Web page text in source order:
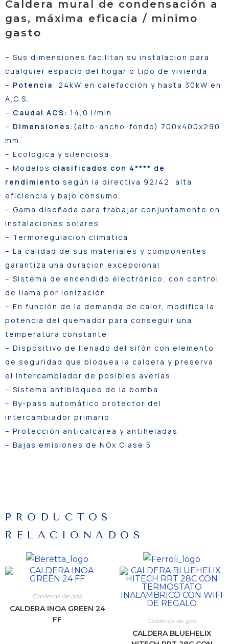
Caldera mural de condensación a
gas, máxima eficacia / minimo
gasto
– Sus dimensiones facilitan su instalacion para
cualquier espacio del hogar o tipo de vivienda
– Potencia: 24kW en calefacción y hasta 30kW en
A.C.S.
– Caudal ACS: 14,0 l/min
– Dimensiones :(alto-ancho-fondo) 700x400x290
mm.
– Ecologica y silenciosa
– Modelos clasificados con 4**** de
rendimiento según la directiva 92/42: alta
eficiencia y bajo consumo.
– Gama diseñada para trabajar conjuntamente en
instalaciones solares
– Termoregulacion climatica
– La calidad de sus materiales y componentes
garantiza una duracion excepcional
– Sistema de encendido electrónico, con control
de llama por ionización
– En función de la demanda de calor, modifica la
potencia del quemador para conseguir una
temperatura constante
– Dispositivo de llenado del sifón con elemento
de seguridad que bloquea la caldera y preserva
el intercambiador de posibles averías
– Sistema antibloqueo de la bomba
– By-pass automático protector del
intercambiador primario
– Protección anticalcárea y antiheladas
– Bajas emisiones de NOx Clase 5
PRODUCTOS
RELACIONADOS
Calderas de gas
CALDERA INOA GREEN 24
FF
Calderas de gas
CALDERA BLUEHELIX